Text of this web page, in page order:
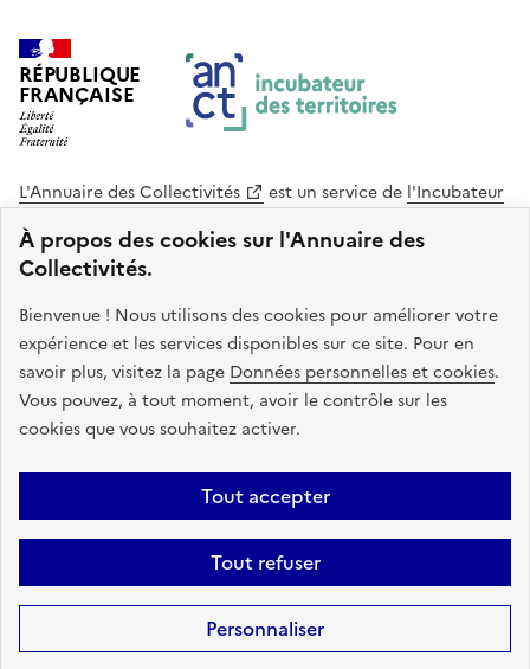
À propos des cookies sur l'Annuaire des
Collectivités.
Bienvenue ! Nous utilisons des cookies pour améliorer votre
expérience et les services disponibles sur ce site. Pour en
savoir plus, visitez la page Données personnelles et cookies.
Vous pouvez, à tout moment, avoir le contrôle sur les
cookies que vous souhaitez activer.
Tout accepter
Tout refuser
Personnaliser
RÉPUBLIQUE
FRANÇAISE
L'Annuaire des Collectivités est un service de l'Incubateur
des Territoires
Cohésion des Territoires
. Le code source de ce site web
est disponible en licence libre. Le design de ce site est conçu
avec le système de design de l’État.
legifrance.gouv.fr
info.gouv.fr
service-public.gouv.fr
data.gouv.fr
Plan du site Accessibilite : non conforme
Mentions légales
Politique de confidentialité
Gestion des cookies FAQ
Kit de
Statistiques Code source
Sauf mention contraire, tous les contenus de ce site sont sous